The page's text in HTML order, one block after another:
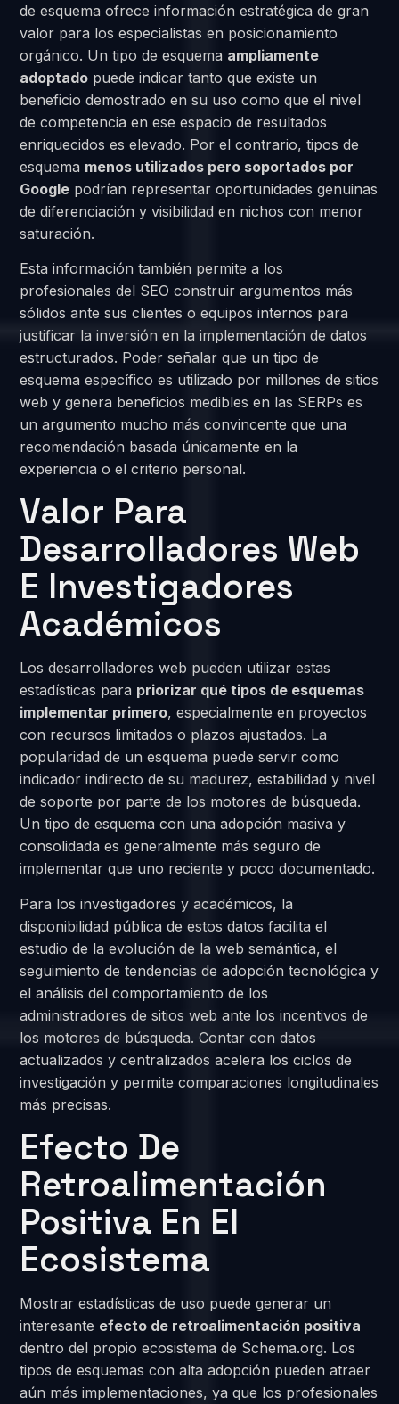
de esquema ofrece información estratégica de gran
valor para los especialistas en posicionamiento
orgánico. Un tipo de esquema ampliamente
adoptado puede indicar tanto que existe un
beneficio demostrado en su uso como que el nivel
de competencia en ese espacio de resultados
enriquecidos es elevado. Por el contrario, tipos de
esquema menos utilizados pero soportados por
Google podrían representar oportunidades genuinas
de diferenciación y visibilidad en nichos con menor
saturación.
Esta información también permite a los
profesionales del SEO construir argumentos más
sólidos ante sus clientes o equipos internos para
justificar la inversión en la implementación de datos
estructurados. Poder señalar que un tipo de
esquema específico es utilizado por millones de sitios
web y genera beneficios medibles en las SERPs es
un argumento mucho más convincente que una
recomendación basada únicamente en la
experiencia o el criterio personal.
Valor Para
Desarrolladores Web
E Investigadores
Académicos
Los desarrolladores web pueden utilizar estas
estadísticas para priorizar qué tipos de esquemas
implementar primero, especialmente en proyectos
con recursos limitados o plazos ajustados. La
popularidad de un esquema puede servir como
indicador indirecto de su madurez, estabilidad y nivel
de soporte por parte de los motores de búsqueda.
Un tipo de esquema con una adopción masiva y
consolidada es generalmente más seguro de
implementar que uno reciente y poco documentado.
Para los investigadores y académicos, la
disponibilidad pública de estos datos facilita el
estudio de la evolución de la web semántica, el
seguimiento de tendencias de adopción tecnológica y
el análisis del comportamiento de los
administradores de sitios web ante los incentivos de
los motores de búsqueda. Contar con datos
actualizados y centralizados acelera los ciclos de
investigación y permite comparaciones longitudinales
más precisas.
Efecto De
Retroalimentación
Positiva En El
Ecosistema
Mostrar estadísticas de uso puede generar un
interesante efecto de retroalimentación positiva
dentro del propio ecosistema de Schema.org. Los
tipos de esquemas con alta adopción pueden atraer
aún más implementaciones, ya que los profesionales